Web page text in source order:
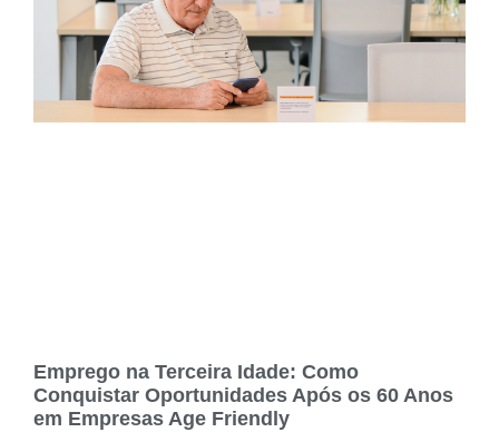
Emprego na Terceira Idade: Como
Conquistar Oportunidades Após os 60 Anos
em Empresas Age Friendly